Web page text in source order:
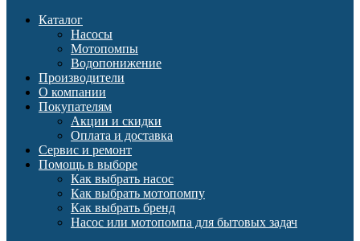
Каталог
Насосы
Мотопомпы
Водопонижение
Производители
О компании
Покупателям
Акции и скидки
Оплата и доставка
Сервис и ремонт
Помощь в выборе
Как выбрать насос
Как выбрать мотопомпу
Как выбрать бренд
Насос или мотопомпа для бытовых задач